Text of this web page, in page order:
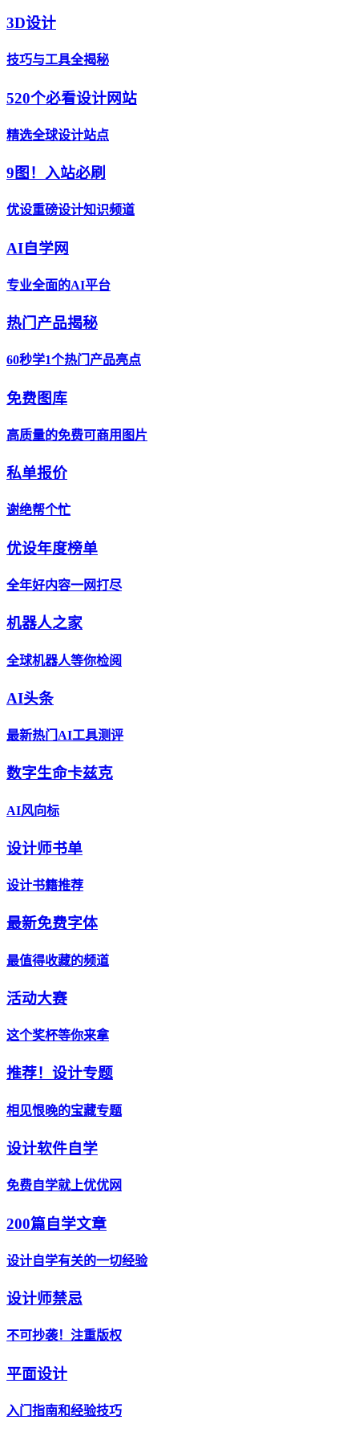
3D设计
技巧与工具全揭秘
520个必看设计网站
精选全球设计站点
9图！入站必刷
优设重磅设计知识频道
AI自学网
专业全面的AI平台
热门产品揭秘
60秒学1个热门产品亮点
免费图库
高质量的免费可商用图片
私单报价
谢绝帮个忙
优设年度榜单
全年好内容一网打尽
机器人之家
全球机器人等你检阅
AI头条
最新热门AI工具测评
数字生命卡兹克
AI风向标
设计师书单
设计书籍推荐
最新免费字体
最值得收藏的频道
活动大赛
这个奖杯等你来拿
推荐！设计专题
相见恨晚的宝藏专题
设计软件自学
免费自学就上优优网
200篇自学文章
设计自学有关的一切经验
设计师禁忌
不可抄袭！注重版权
平面设计
入门指南和经验技巧